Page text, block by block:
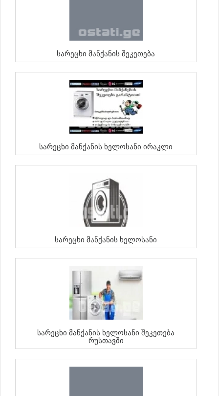
Სარეცხი Მანქანის Შეკეთება
Სარეცხი Მანქანის Ხელოსანი Ირაკლი
Სარეცხი Მანქანის Ხელოსანი
Სარეცხი Მანქანის Ხელოსანი Შეკეთება
Რუსთავში